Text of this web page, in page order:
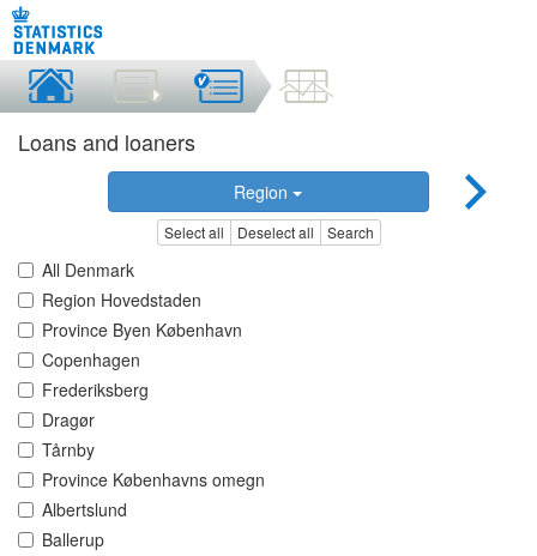
Loans and loaners
Region
Select all Deselect all Search
All Denmark
Region Hovedstaden
Province Byen København
Copenhagen
Frederiksberg
Dragør
Tårnby
Province Københavns omegn
Albertslund
Ballerup